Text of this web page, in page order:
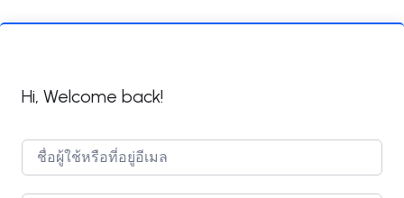
Hi, Welcome back!